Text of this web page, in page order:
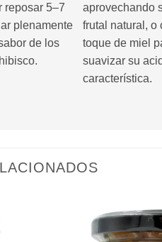
reposar 5–7
plenamente
de los
aprovechando
frutal natural, o
toque de miel
suavizar su
característica.